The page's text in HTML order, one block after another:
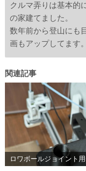
クルマ弄りは基本的
の家建てました。
数年前から登山にも
画もアップしてます。
関連記事
ロワボールジョイント